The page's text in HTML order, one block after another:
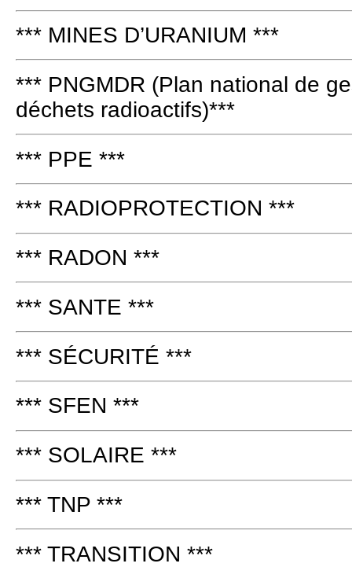
*** MINES D’URANIUM ***
*** PNGMDR (Plan national de
déchets radioactifs)***
*** PPE ***
*** RADIOPROTECTION ***
*** RADON ***
*** SANTE ***
*** SÉCURITÉ ***
*** SFEN ***
*** SOLAIRE ***
*** TNP ***
*** TRANSITION ***